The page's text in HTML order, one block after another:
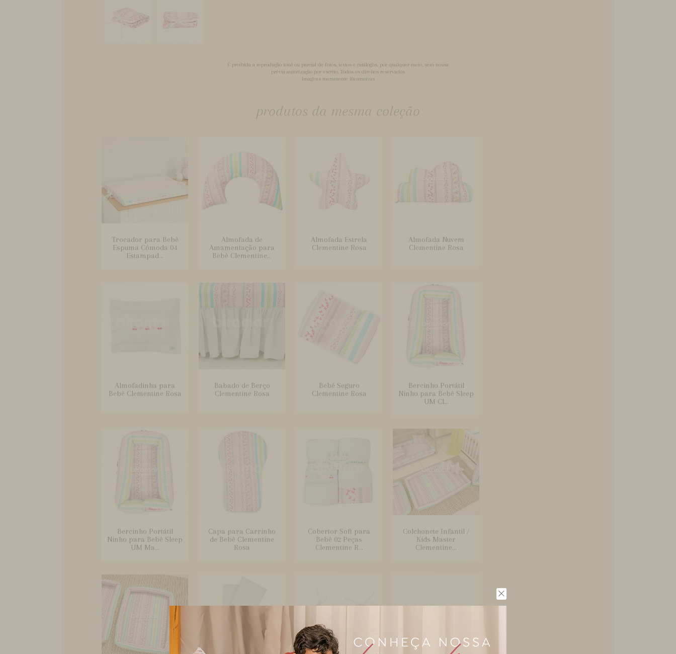
É proibida a reprodução total ou parcial de fotos, textos e catálogos, por qualquer meio, sem nossa
prévia autorização por escrito. Todos os direitos reservados
Imagens meramente ilustrativas
produtos da mesma coleção
Trocador para Bebê
Espuma Cômoda 04
Estampad...
Almofada de
Amamentação para
Bebê Clementine...
Almofada Estrela
Clementine Rosa
Almofada Nuvem
Clementine Rosa
Almofadinha para
Bebê Clementine Rosa
Babado de Berço
Clementine Rosa
Bebê Seguro
Clementine Rosa
Bercinho Portátil
Ninho para Bebê Sleep
UM Cl...
Bercinho Portátil
Ninho para Bebê Sleep
UM Ma...
Capa para Carrinho
de Bebê Clementine
Rosa
Cobertor Soft para
Bebê 02 Peças
Clementine R...
Colchonete Infantil /
Kids Master
Clementine...